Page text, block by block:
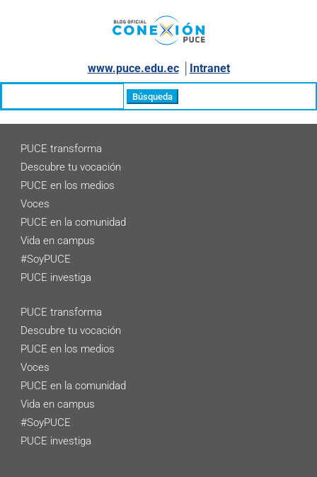
www.puce.edu.ec│ Intranet
PUCE transforma
Descubre tu vocación
PUCE en los medios
Voces
PUCE en la comunidad
Vida en campus
#SoyPUCE
PUCE investiga
PUCE transforma
Descubre tu vocación
PUCE en los medios
Voces
PUCE en la comunidad
Vida en campus
#SoyPUCE
PUCE investiga